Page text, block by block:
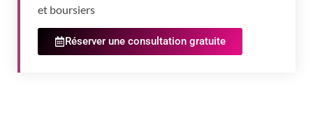
et boursiers
Réserver une consultation gratuite